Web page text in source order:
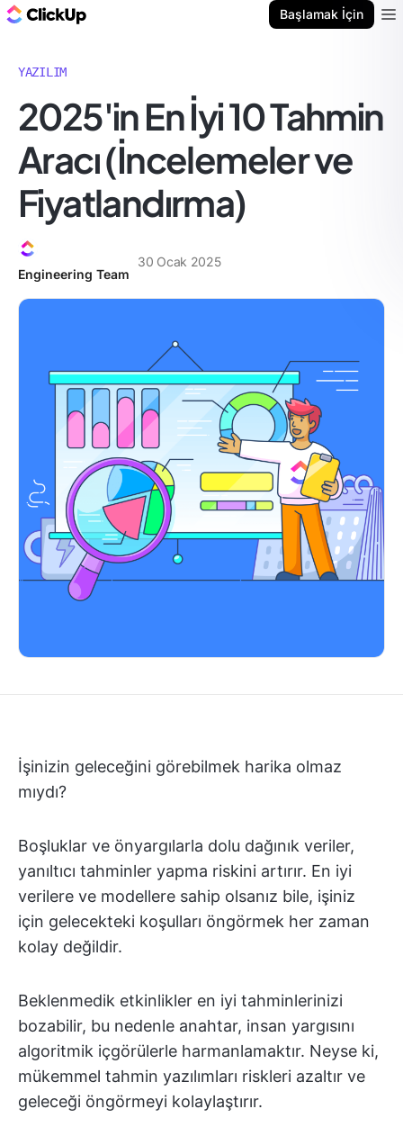
Başlamak İçin
YAZILIM
2025'in En İyi 10 Tahmin
Aracı (İncelemeler ve
Fiyatlandırma)
Engineering Team
30 Ocak 2025
İşinizin geleceğini görebilmek harika olmaz
mıydı?
Boşluklar ve önyargılarla dolu dağınık veriler,
yanıltıcı tahminler yapma riskini artırır. En iyi
verilere ve modellere sahip olsanız bile, işiniz
için gelecekteki koşulları öngörmek her zaman
kolay değildir.
Beklenmedik etkinlikler en iyi tahminlerinizi
bozabilir, bu nedenle anahtar, insan yargısını
algoritmik içgörülerle harmanlamaktır. Neyse ki,
mükemmel tahmin yazılımları riskleri azaltır ve
geleceği öngörmeyi kolaylaştırır.